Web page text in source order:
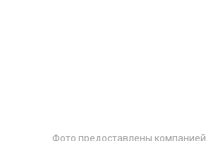
Фото предоставлены компанией